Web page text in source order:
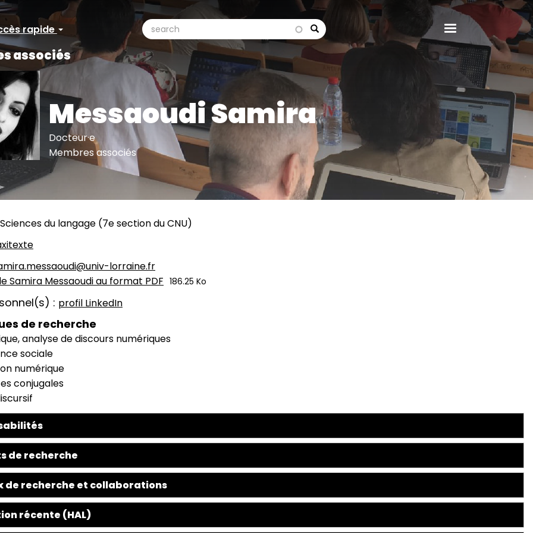
rapide
Search
search search
associés
Messaoudi Samira
Docteur·e
Membres associés
Sciences du langage (7e section du CNU)
lorraine.fr
Samira Messaoudi au format PDF 186.25 Ko
profil LinkedIn
de recherche
analyse de discours numériques
sociale
numérique
conjugales
de recherche
de recherche et collaborations
récente (HAL)